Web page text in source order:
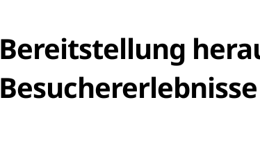
Bereitstellung
Besuchererlebnisse